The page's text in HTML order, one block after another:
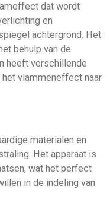
dat wordt
en
achtergrond. Het
behulp van de
heeft verschillende
vlammeneffect naar
materialen en
Het apparaat is
wat het perfect
in de indeling van